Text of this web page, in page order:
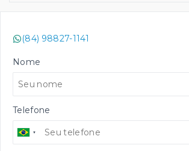
(84) 98827-1141
Nome
Telefone